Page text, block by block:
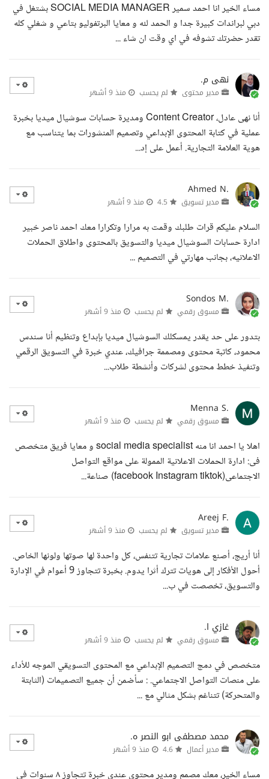
مساء الخير انا احمد سمير SOCIAL MEDIA MANAGER بشتغل في
دبي لبراندات كبيرة جدا و الحمد لله و معايا البرتفوليو بتاعي و شغلي كله
تقدر حضرتك تشوفه في اي وقت ان شاء ...
نهى م.
مدير محتوى لم يحسب منذ 9 أشهر
أنا نهى عادل، Content Creator ومديرة حسابات سوشيال ميديا بخبرة
عملية في كتابة المحتوى الإبداعي وتصميم المنشورات بما يتناسب مع
هوية العلامة التجارية. أعمل على إد...
Ahmed N.
مدير تسويق منذ 9 أشهر
السلام عليكم قرات طلبك وقمت به مرارا وتكرارا معك احمد ناصر خبير
ادارة حسابات السوشيال ميديا والتسويق بالمحتوى واطلاق الحملات
الاعلانيه، بجانب مهارتي في التصميم ...
Sondos M.
مسوق رقمي لم يحسب منذ 9 أشهر
بتدور على حد يقدر يمسكلك السوشيال ميديا بإبداع وتنظيم أنا سندس
محمود، كاتبة محتوى ومصممة جرافيك، عندي خبرة في التسويق الرقمي
وتنفيذ خطط محتوى لشركات وأنشطة طلاب...
Menna S.
مسوق رقمي لم يحسب منذ 9 أشهر
اهلا يا احمد انا منه social media specialist و معايا فريق متخصص
فى: ادارة الحملات الاعلانية الممولة على مواقع التواصل
الاجتماعى(facebook Instagram tiktok) صناعة...
Areej F.
مدير تسويق لم يحسب منذ 9 أشهر
أنا أريج، أصنع علامات تجارية تتنفس، كل واحدة لها صوتها ولونها الخاص.
أحول الأفكار إلى هويات تترك أثرا يدوم. بخبرة تتجاوز 9 أعوام في الإدارة
والتسويق، تخصصت في ب...
غازي ا.
مسوق رقمي لم يحسب منذ 9 أشهر
متخصص في دمج التصميم الإبداعي مع المحتوى التسويقي الموجه للأداء
على منصات التواصل الاجتماعي. : سأضمن أن جميع التصميمات (الثابتة
والمتحركة) تتناغم بشكل مثالي مع ...
محمد مصطفى ابو النصر ه.
مدير أعمال منذ 9 أشهر
مساء الخير، معك مصمم ومدير محتوى عندي خبرة تتجاوز ٨ سنوات في